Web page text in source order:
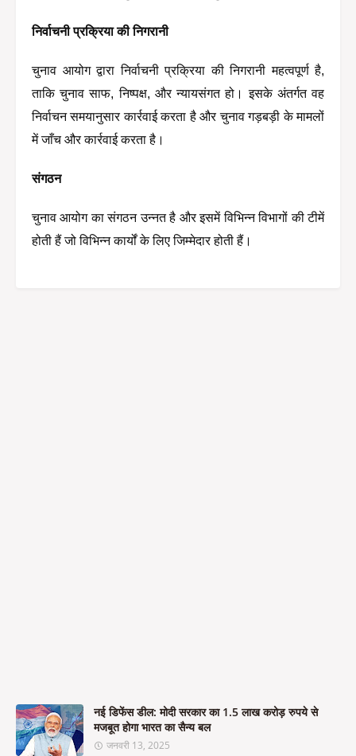
निर्वाचनी प्रक्रिया की निगरानी
चुनाव आयोग द्वारा निर्वाचनी प्रक्रिया की निगरानी महत्वपूर्ण है,
ताकि चुनाव साफ, निष्पक्ष, और न्यायसंगत हो। इसके अंतर्गत वह
निर्वाचन समयानुसार कार्रवाई करता है और चुनाव गड़बड़ी के मामलों
में जाँच और कार्रवाई करता है।
संगठन
चुनाव आयोग का संगठन उन्नत है और इसमें विभिन्न विभागों की टीमें
होती हैं जो विभिन्न कार्यों के लिए जिम्मेदार होती हैं।
नई डिफेंस डील: मोदी सरकार का 1.5 लाख करोड़ रुपये से
मजबूत होगा भारत का सैन्य बल
जनवरी 13, 2025